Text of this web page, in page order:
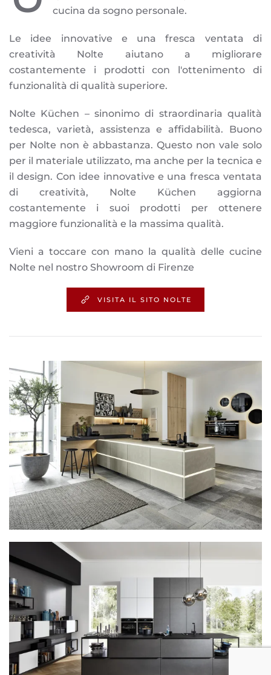
cucina da sogno personale.
Le idee innovative e una fresca ventata di
creatività Nolte aiutano a migliorare
costantemente i prodotti con l'ottenimento di
funzionalità di qualità superiore.
Nolte Küchen – sinonimo di straordinaria qualità
tedesca, varietà, assistenza e affidabilità. Buono
per Nolte non è abbastanza. Questo non vale solo
per il materiale utilizzato, ma anche per la tecnica e
il design. Con idee innovative e una fresca ventata
di creatività, Nolte Küchen aggiorna
costantemente i suoi prodotti per ottenere
maggiore funzionalità e la massima qualità.
Vieni a toccare con mano la qualità delle cucine
Nolte nel nostro Showroom di Firenze
VISITA IL SITO NOLTE